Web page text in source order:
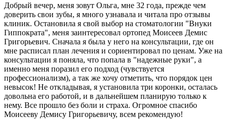
Добрый вечер, меня зовут Ольга, мне 32 года, прежде чем
доверить свои зубы, я много узнавала и читала про отзывы
клиник. Остановила я свой выбор на стоматологии "Внуки
Гиппократа", меня заинтересовал ортопед Моисеев Демис
Григорьевич. Сначала я была у него на консультации, где он
мне расписал план лечения и сориентировал по ценам. Уже на
консультации я поняла, что попала в "надежные руки", а
именно меня поразил его подход (чувствуется
профессионализм), а так же хочу отметить, что порядок цен
невысок! Не откладывая, я установила три коронки, осталась
довольна его работой, и в дальнейшем планирую только к
нему. Все прошло без боли и страха. Огромное спасибо
Моисееву Демису Григорьевичу, всем рекомендую!